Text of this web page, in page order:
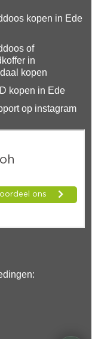
kopen in Ede
of
in
kopen
kopen in Ede
op instagram